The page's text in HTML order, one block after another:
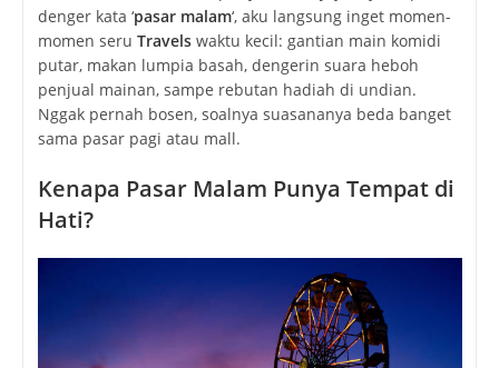
denger kata ‘pasar malam‘, aku langsung inget momen-
momen seru Travelswaktu kecil: gantian main komidi
putar, makan lumpia basah, dengerin suara heboh
penjual mainan, sampe rebutan hadiah di undian.
Nggak pernah bosen, soalnya suasananya beda banget
sama pasar pagi atau mall.
Kenapa Pasar Malam Punya Tempat di
Hati?